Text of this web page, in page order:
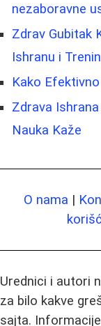
nezaboravne
Zdrav Gubitak
Ishranu i
Kako
Zdrava
Nauka Kaže
O nama |
Urednici i autori
za bilo kakve
sajta.